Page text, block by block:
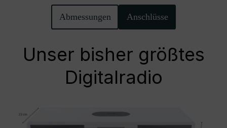
Abmessungen Anschlüsse
Unser bisher größtes
Digitalradio